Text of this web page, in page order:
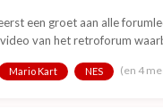
een groet aan alle
van het retroforum
Mario Kart NES (en 4